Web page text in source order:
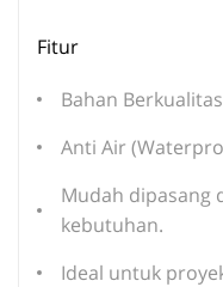
Fitur
Bahan
Anti Air
Mudah dipasang
kebutuhan.
Ideal untuk